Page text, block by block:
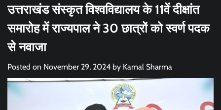
उत्तराखंड संस्कृत विश्वविद्यालय के 11वें दीक्षांत
समारोह में राज्यपाल ने 30 छात्रों को स्वर्ण पदक
से नवाजा
Posted on November 29, 2024 by Kamal Sharma